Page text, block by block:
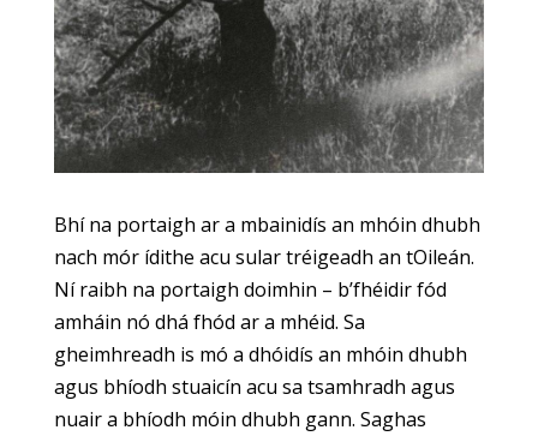
Bhí na portaigh ar a mbainidís an mhóin dhubh
nach mór ídithe acu sular tréigeadh an tOileán.
Ní raibh na portaigh doimhin – b’fhéidir fód
amháin nó dhá fhód ar a mhéid. Sa
gheimhreadh is mó a dhóidís an mhóin dhubh
agus bhíodh stuaicín acu sa tsamhradh agus
nuair a bhíodh móin dhubh gann. Saghas